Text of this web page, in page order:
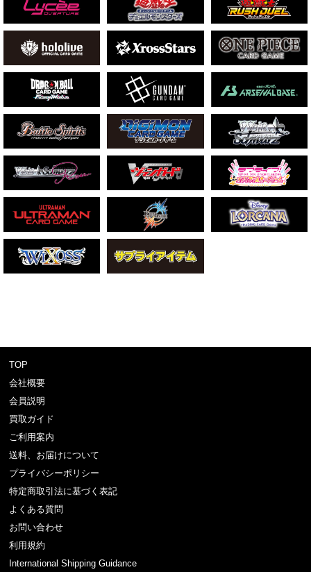
TOP
会社概要
会員説明
買取ガイド
ご利用案内
送料、お届けについて
プライバシーポリシー
特定商取引法に基づく表記
よくある質問
お問い合わせ
利用規約
International Shipping Guidance